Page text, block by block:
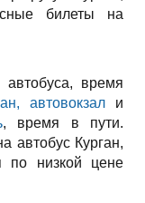
билеты на
время
автовокзал и
, время в пути.
автобус Курган,
по низкой цене